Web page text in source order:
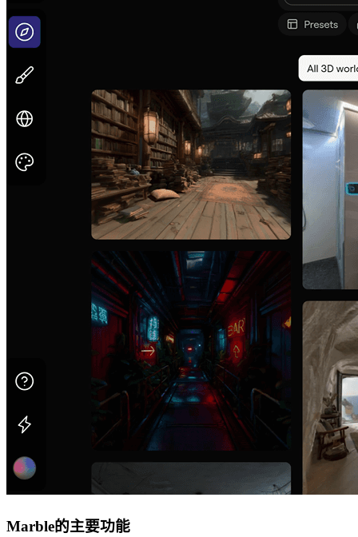
Marble的主要功能